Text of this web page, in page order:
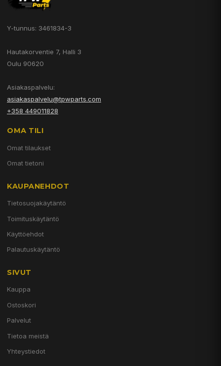
Y-tunnus: 3461834-3
Hautakorventie 7, Halli 3
Oulu 90620
Asiakaspalvelu:
asiakaspalvelu@tpwparts.com
+358 449011828
OMA TILI
Omat tilaukset
Omat tietoni
KAUPANEHDOT
Tietosuojakäytäntö
Toimituskäytäntö
Käyttöehdot
Palautuskäytäntö
SIVUT
Kauppa
Ostoskori
Palvelut
Tietoa meistä
Yhteystiedot